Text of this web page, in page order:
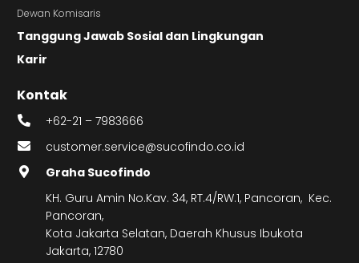
Dewan Komisaris
Tanggung Jawab Sosial dan Lingkungan
Karir
Kontak
+62-21 – 7983666
customer.service@sucofindo.co.id
Graha Sucofindo
KH. Guru Amin No.Kav. 34, RT.4/RW.1, Pancoran, Kec.
Pancoran,
Kota Jakarta Selatan, Daerah Khusus Ibukota
Jakarta, 12780